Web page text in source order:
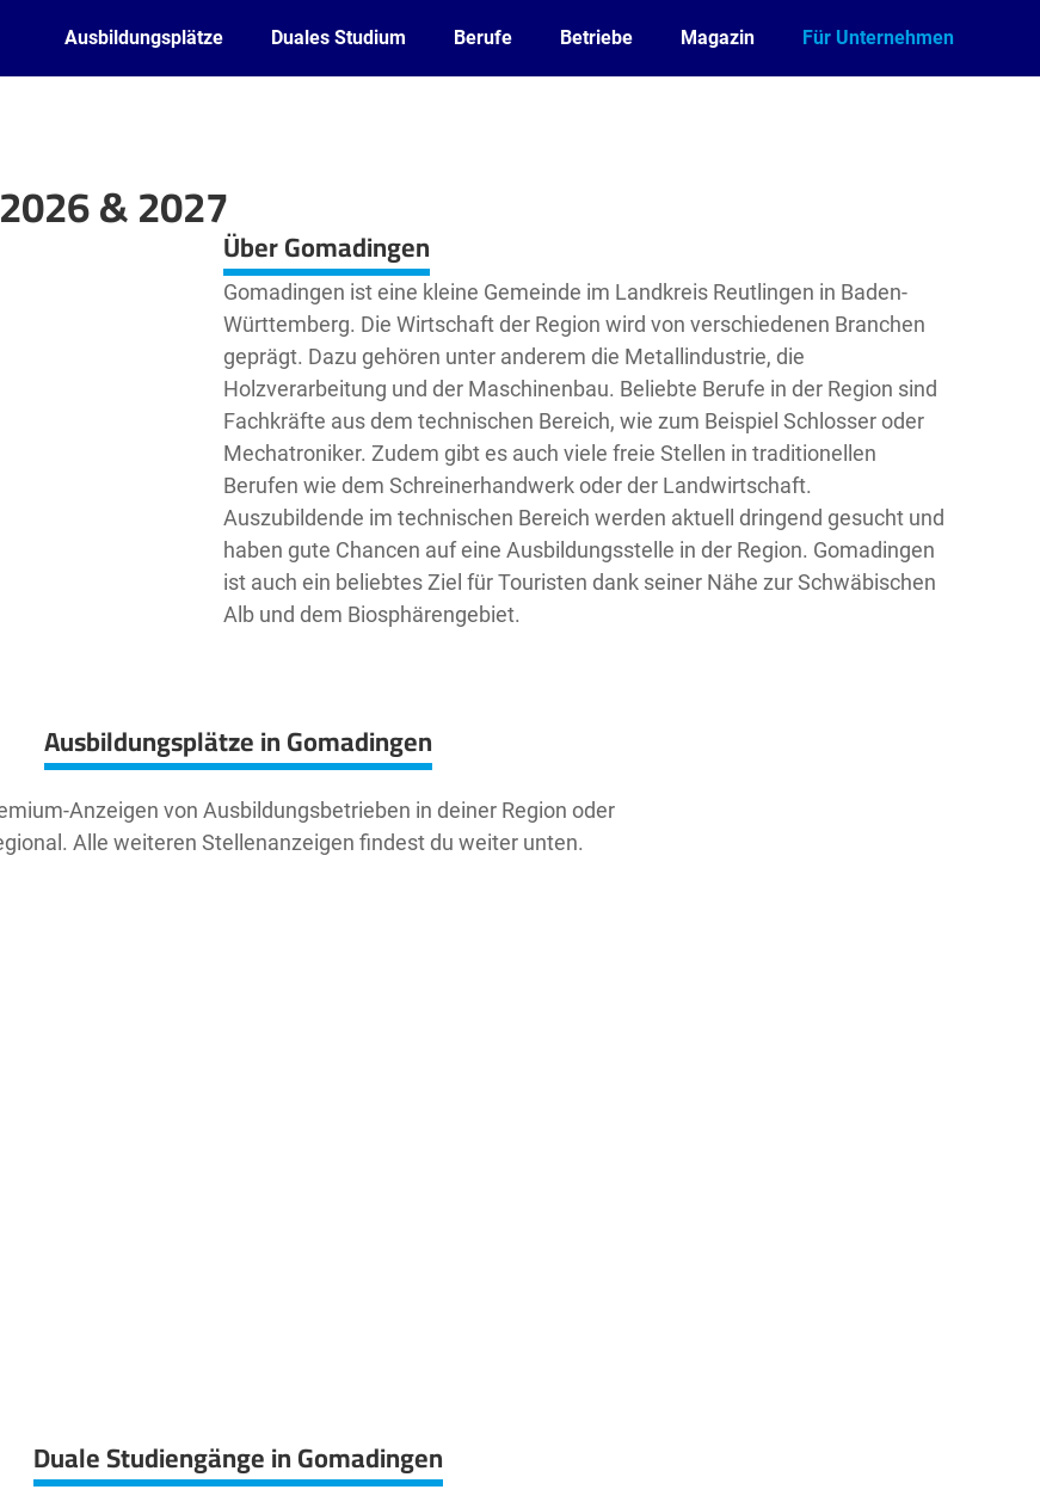
Ausbildungsplätze Duales Studium Berufe Betriebe Magazin Für Unternehmen
& 2027
| ©OpenStreetMap2contributors Über Gomadingen
Gomadingen ist eine kleine Gemeinde im Landkreis Reutlingen in Baden-
Württemberg. Die Wirtschaft der Region wird von verschiedenen Branchen
geprägt. Dazu gehören unter anderem die Metallindustrie, die
Holzverarbeitung und der Maschinenbau. Beliebte Berufe in der Region sind
Fachkräfte aus dem technischen Bereich, wie zum Beispiel Schlosser oder
Mechatroniker. Zudem gibt es auch viele freie Stellen in traditionellen
Berufen wie dem Schreinerhandwerk oder der Landwirtschaft.
Auszubildende im technischen Bereich werden aktuell dringend gesucht und
haben gute Chancen auf eine Ausbildungsstelle in der Region. Gomadingen
ist auch ein beliebtes Ziel für Touristen dank seiner Nähe zur Schwäbischen
Alb und dem Biosphärengebiet.
Ausbildungsplätze in Gomadingen
Anzeigen von Ausbildungsbetrieben in deiner Region oder
Alle weiteren Stellenanzeigen findest du weiter unten.
Duale Studiengänge in Gomadingen